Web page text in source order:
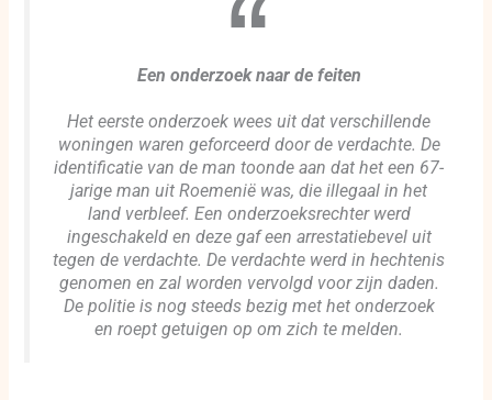
Een onderzoek naar de feiten
Het eerste onderzoek wees uit dat verschillende
woningen waren geforceerd door de verdachte. De
identificatie van de man toonde aan dat het een 67-
jarige man uit Roemenië was, die illegaal in het
land verbleef. Een onderzoeksrechter werd
ingeschakeld en deze gaf een arrestatiebevel uit
tegen de verdachte. De verdachte werd in hechtenis
genomen en zal worden vervolgd voor zijn daden.
De politie is nog steeds bezig met het onderzoek
en roept getuigen op om zich te melden.